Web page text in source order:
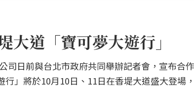
道「寶可夢大遊行」
日前與台北市政府共同舉辦記者會，宣布合
行」將於10月10日、11日在香堤大道盛大登場